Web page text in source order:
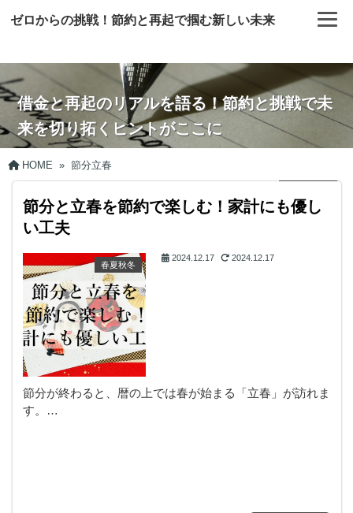
ゼロからの挑戦！節約と再起で掴む新しい未来
借金と再起のリアルを語る！節約と挑戦で未
来を切り拓くヒントがここに
HOME » 節分立春
節分と立春を節約で楽しむ！家計にも優し
い工夫
春夏秋冬
2024.12.17 2024.12.17
節分が終わると、暦の上では春が始まる「立春」が訪れま
す。…